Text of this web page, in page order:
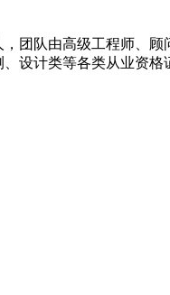
团队由高级工程师、
设计类等各类从业资格